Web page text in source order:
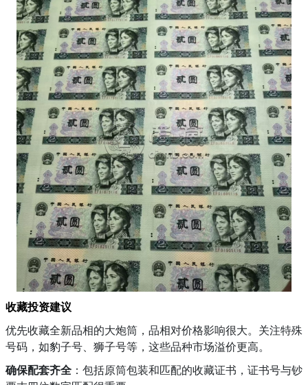
收藏投资建议
优先收藏全新品相的大炮筒，品相对价格影响很大。关注特殊
号码，如豹子号、狮子号等，这些品种市场溢价更高。
确保配套齐全 ：包括原筒包装和匹配的收藏证书，证书号与钞